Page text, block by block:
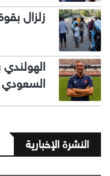
زلزال بقوة 6.3 درجة يضرب
السعودي
النشرة الإخبارية